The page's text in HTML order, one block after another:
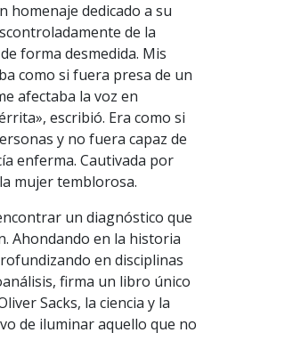
homenaje dedicado a su
de la
forma desmedida. Mis
como si fuera presa de un
afectaba la voz en
escribió. Era como si
y no fuera capaz de
enferma. Cautivada por
mujer temblorosa.
un diagnóstico que
Ahondando en la historia
en disciplinas
firma un libro único
Sacks, la ciencia y la
de iluminar aquello que no